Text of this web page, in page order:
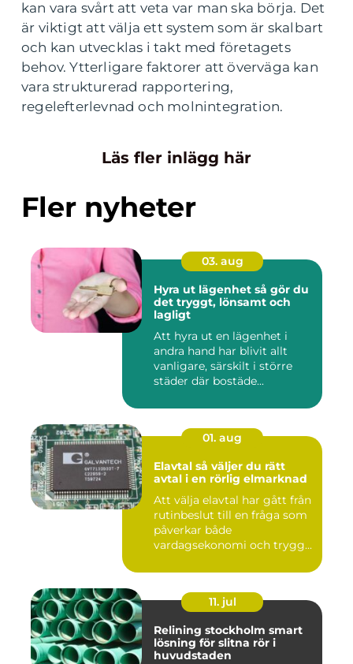
kan vara svårt att veta var man ska börja. Det
är viktigt att välja ett system som är skalbart
och kan utvecklas i takt med företagets
behov. Ytterligare faktorer att överväga kan
vara strukturerad rapportering,
regelefterlevnad och molnintegration.
Läs fler inlägg här
Fler nyheter
03. aug
Hyra ut lägenhet så gör du
det tryggt, lönsamt och
lagligt
Att hyra ut en lägenhet i
andra hand har blivit allt
vanligare, särskilt i större
städer där bostäde...
01. aug
Elavtal så väljer du rätt
avtal i en rörlig elmarknad
Att välja elavtal har gått från
rutinbeslut till en fråga som
påverkar både
vardagsekonomi och trygg...
11. jul
Relining stockholm smart
lösning för slitna rör i
huvudstaden